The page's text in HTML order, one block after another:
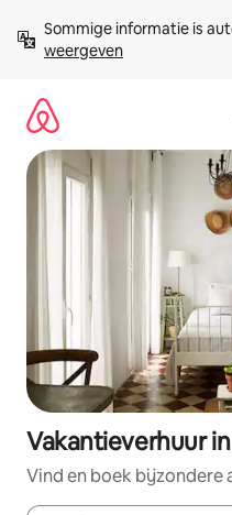
direct
naar
Sommige informatie is
weergeven
Vakantieverhuur
Vind en boek